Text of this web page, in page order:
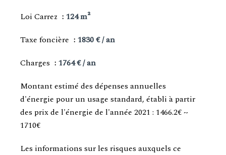
Loi Carrez
124 m²
Taxe foncière
1830 € / an
Charges
1764 € / an
Montant estimé des dépenses annuelles
d'énergie pour un usage standard, établi à partir
des prix de l'énergie de l'année 2021 : 1466.2€ ~
1710€
Les informations sur les risques auxquels ce